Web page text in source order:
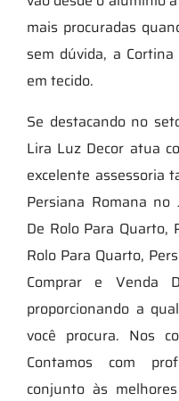
mais procuradas
sem dúvida, a
em tecido.
Se destacando no
Lira Luz Decor atua
excelente assessoria
Persiana Romana no
De Rolo Para Quarto,
Rolo Para Quarto,
Comprar e Venda
proporcionando a
você procura. Nos
Contamos com
conjunto às